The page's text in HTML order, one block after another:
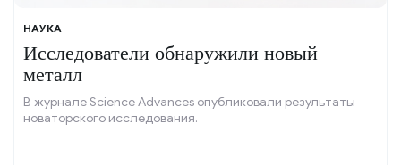
НАУКА
Исследователи обнаружили новый
металл
В журнале Science Advances опубликовали результаты
новаторского исследования.